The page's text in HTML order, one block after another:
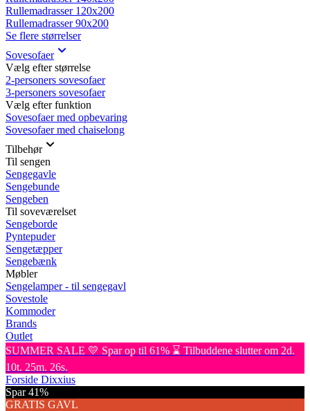
Rullemadrasser 120x200
Rullemadrasser 90x200
Se flere størrelser
Sovesofaer
Vælg efter størrelse
2-personers sovesofaer
3-personers sovesofaer
Vælg efter funktion
Sovesofaer med opbevaring
Sovesofaer med chaiselong
Tilbehør
Til sengen
Sengegavle
Sengebunde
Sengeben
Til soveværelset
Sengeborde
Pyntepuder
Sengetæpper
Sengebænk
Møbler
Sengelamper - til sengegavl
Sovestole
Kommoder
Brands
Outlet
SUMMER SALE 💛 Spar op til 61% ⌛ Tilbuddene slutter om 2d.
10t. 25m. 26s.
Forside Dixxius
Spar 41%
GRATIS GAVL